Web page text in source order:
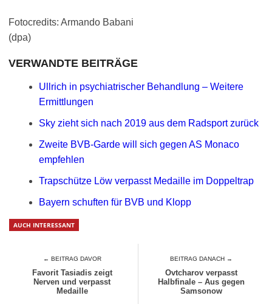
Fotocredits: Armando Babani
(dpa)
VERWANDTE BEITRÄGE
Ullrich in psychiatrischer Behandlung – Weitere
Ermittlungen
Sky zieht sich nach 2019 aus dem Radsport zurück
Zweite BVB-Garde will sich gegen AS Monaco
empfehlen
Trapschütze Löw verpasst Medaille im Doppeltrap
Bayern schuften für BVB und Klopp
AUCH INTERESSANT
← BEITRAG DAVOR
Favorit Tasiadis zeigt
Nerven und verpasst
Medaille
BEITRAG DANACH →
Ovtcharov verpasst
Halbfinale – Aus gegen
Samsonow